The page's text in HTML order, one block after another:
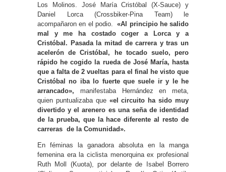
Los Molinos. José María Cristóbal (X-Sauce) y
Daniel Lorca (Crossbiker-Pina Team) le
acompañaron en el podio.«Al principio he salido
mal y me ha costado coger a Lorca y a
Cristóbal. Pasada la mitad de carrera y tras un
acelerón de Cristóbal, he tocado suelo, pero
rápido he cogido la rueda de José María, hasta
que a falta de 2 vueltas para el final he visto que
Cristóbal no iba lo fuerte que suele ir y le he
arrancado», manifestaba Hernández en meta,
quien puntualizaba que «el circuito ha sido muy
divertido y el arenero es una seña de identidad
de la prueba, que la hace diferente al resto de
carreras de la Comunidad».
En féminas la ganadora absoluta en la manga
femenina era la ciclista menorquina ex profesional
Ruth Moll (Kuota), por delante de Isabel Borrero